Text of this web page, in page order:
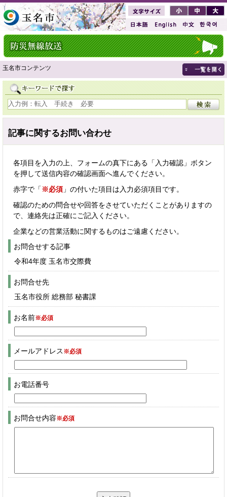
玉名市コンテンツ
記事に関するお問い合わせ
各項目を入力の上、フォームの真下にある「入力確認」ボタン
を押して送信内容の確認画面へ進んでください。
赤字で「 ※必須 」の付いた項目は入力必須項目です。
確認のための問合せや回答をさせていただくことがありますの
で、連絡先は正確にご記入ください。
企業などの営業活動に関するものはご遠慮ください。
お問合せする記事
令和4年度 玉名市交際費
お問合せ先
玉名市役所 総務部 秘書課
お名前※必須
メールアドレス ※必須
お電話番号
お問合せ内容※必須